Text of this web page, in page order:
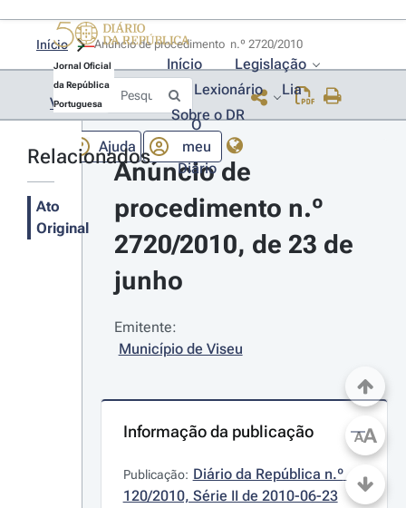
Jornal Oficial
da República
Portuguesa
Início
Legislação
Lexionário
Lia
Sobre o DR
Ajuda
O
meu
Diário
Início
Voltar
Relacionados
Ato
Original
Anúncio de
procedimento n.º
2720/2010, de 23 de
junho
Emitente:
Município de Viseu
Informação da publicação
Publicação: Diário da República n.º
120/2010, Série II de 2010-06-23
AA